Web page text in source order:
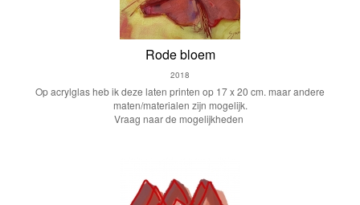
Rode bloem
2018
Op acrylglas heb ik deze laten printen op 17 x 20 cm. maar andere
maten/materialen zijn mogelijk.
Vraag naar de mogelijkheden